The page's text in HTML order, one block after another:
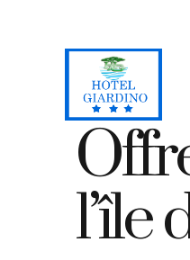
l’île